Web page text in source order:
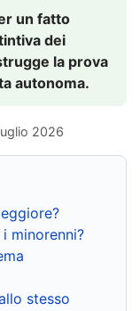
un fatto
dei
la prova
autonoma.
2026
minorenni?
stesso